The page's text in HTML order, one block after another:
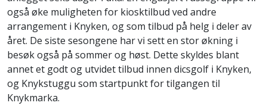
også øke muligheten for kiosktilbud ved andre
arrangement i Knyken, og som tilbud på helg i deler av
året. De siste sesongene har vi sett en stor økning i
besøk også på sommer og høst. Dette skyldes blant
annet et godt og utvidet tilbud innen dicsgolf i Knyken,
og Knykstuggu som startpunkt for tilgangen til
Knykmarka.